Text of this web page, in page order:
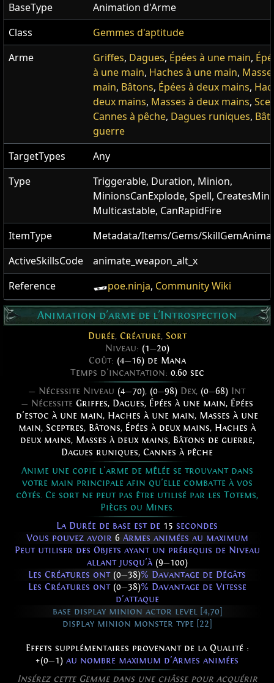
BaseType
Animation d'Arme
Class
Gemmes d'aptitude
Arme
Griffes, Dagues, Épées à une main,
à une main, Haches à une main,
main, Bâtons, Épées à deux mains,
deux mains, Masses à deux mains,
Cannes à pêche, Dagues runiques,
guerre
TargetTypes
Any
Type
Triggerable, Duration, Minion,
MinionsCanExplode, Spell,
Multicastable, CanRapidFire
ItemType
Metadata/Items/Gems/
ActiveSkillsCode
animate_weapon_alt_x
Reference
poe.ninja, Community Wiki
Animation d'arme de l'Introspection
Durée, Créature, Sort
Niveau: (1—20)
Coût: (4—16) de Mana
Temps d'incantation: 0.60 sec
— Nécessite Niveau (4—70), (0—98) Dex, (0—68) Int
— Nécessite Griffes, Dagues, Épées à une main, Épées
d'estoc à une main, Haches à une main, Masses à une
main, Sceptres, Bâtons, Épées à deux mains, Haches à
deux mains, Masses à deux mains, Bâtons de guerre,
Dagues runiques, Cannes à pêche
Anime une copie l'arme de mêlée se trouvant dans
votre main principale afin qu'elle combatte à vos
côtés. Ce sort ne peut pas être utilisé par les Totems,
Pièges ou Mines.
La Durée de base est de 15 secondes
Vous pouvez avoir 6Armes animées au maximum
Peut utiliser des Objets ayant un prérequis de Niveau
allant jusqu'à (9—100)
Les Créatures ont (0—38)% Davantage de Dégâts
Les Créatures ont (0—38)% Davantage de Vitesse
d'attaque
base display minion actor level [4,70]
display minion monster type [22]
Effets supplémentaires provenant de la Qualité :
+(0—1) au nombre maximum d'Armes animées
Insérez cette Gemme dans une châsse pour acquérir